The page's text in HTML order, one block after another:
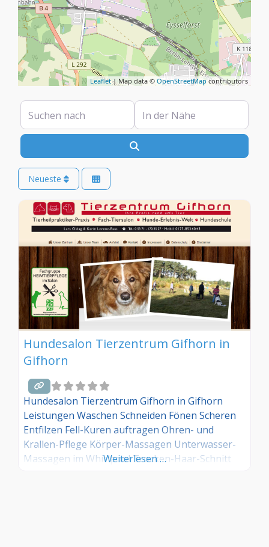
Leaflet| Map data © OpenStreetMapcontributors
Suchen nach In der Nähe
Neueste
Hundesalon Tierzentrum Gifhorn in
Gifhorn
Hundesalon Tierzentrum Gifhorn in Gifhorn
Leistungen Waschen Schneiden Fönen Scheren
Entfilzen Fell-Kuren auftragen Ohren- und
Krallen-Pflege Körper-Massagen Unterwasser-
Massagen im Whirlpool Trocken-Haar-Schnitt
Weiterlesen …